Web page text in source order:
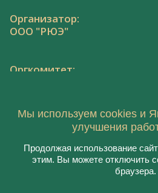
Организатор:
ООО "РЮЭ"
Оргкомитет:
Мы используем cookies и
улучшения
Продолжая использование
этим. Вы можете отключить
браузера.